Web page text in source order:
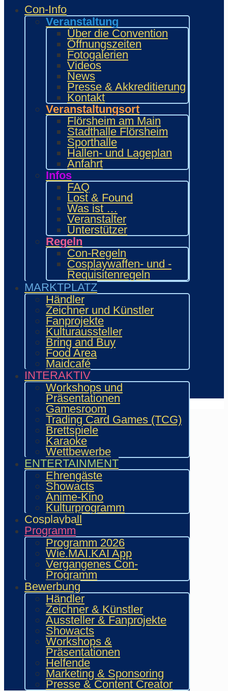
Con-Info
Veranstaltung
Über die Convention
Öffnungszeiten
Fotogalerien
Videos
News
Presse & Akkreditierung
Kontakt
Veranstaltungsort
Flörsheim am Main
Stadthalle Flörsheim
Sporthalle
Hallen- und Lageplan
Anfahrt
Infos
FAQ
Lost & Found
Was ist …
Veranstalter
Unterstützer
Regeln
Con-Regeln
Cosplaywaffen- und -
Requisitenregeln
MARKTPLATZ
Händler
Zeichner und Künstler
Fanprojekte
Kulturaussteller
Bring and Buy
Food Area
Maidcafé
INTERAKTIV
Workshops und
Präsentationen
Gamesroom
Trading Card Games (TCG)
Brettspiele
Karaoke
Wettbewerbe
ENTERTAINMENT
Ehrengäste
Showacts
Anime-Kino
Kulturprogramm
Cosplayball
Programm
Programm 2026
Wie.MAI.KAI App
Vergangenes Con-
Programm
Bewerbung
Händler
Zeichner & Künstler
Aussteller & Fanprojekte
Showacts
Workshops &
Präsentationen
Helfende
Marketing & Sponsoring
Presse & Content Creator
MARKTPLATZ
Händler
Zeichner und Künstler
Fanprojekte
Kulturaussteller
Bring and Buy
Food Area
Maidcafé
INTERAKTIV
Workshops und Präsentationen
Gamesroom
Trading Card Games (TCG)
Brettspiele
Karaoke
Wettbewerbe
ENTERTAINMENT
Ehrengäste
Showacts
Anime-Kino
Kulturprogramm
Cosplayball
Programm
Programm 2026
Wie.MAI.KAI App
Vergangenes Con-Programm
Bewerbung
Händler
Zeichner & Künstler
Aussteller & Fanprojekte
Showacts
Workshops & Präsentationen
Helfende
Marketing & Sponsoring
Presse & Content Creator
Verein wie.mai.kai e. V
Kontakt